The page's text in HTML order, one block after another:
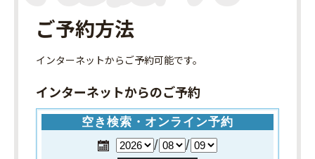
ご予約方法
インターネットからご予約可能です。
インターネットからのご予約